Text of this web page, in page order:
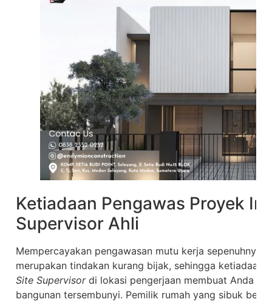
Ketiadaan Pengawas Proyek
Supervisor Ahli
Mempercayakan pengawasan mutu kerja sepenuhnya
merupakan tindakan kurang bijak, sehingga ketiadaan
Site Supervisordi lokasi pengerjaan membuat Anda
bangunan tersembunyi. Pemilik rumah yang sibuk